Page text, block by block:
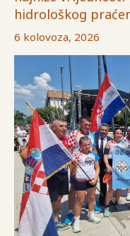
hidrološkog
6 kolovoza, 2026